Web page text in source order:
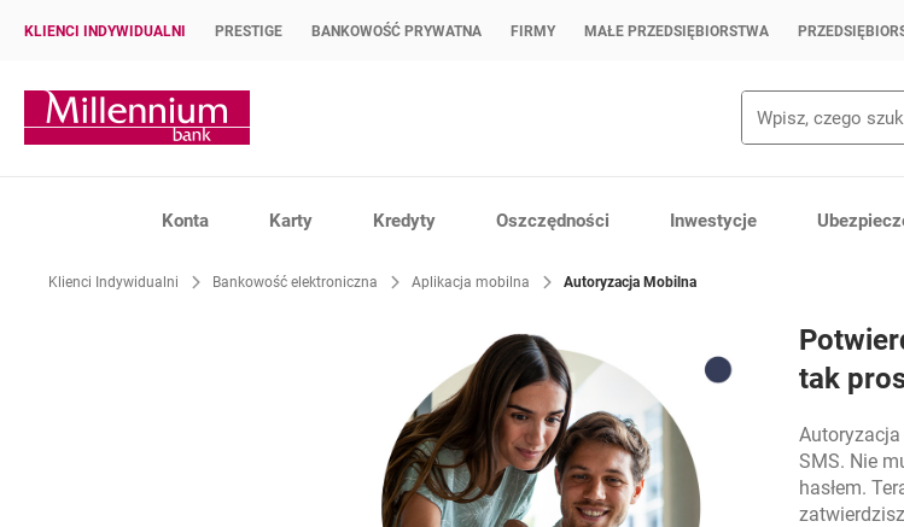
KLIENCI INDYWIDUALNI PRESTIGE BANKOWOŚĆ PRYWATNA FIRMY MAŁE PRZEDSIĘBIORSTWA
Strona główna Bank Millennium
Konta Karty Kredyty Oszczędności Inwestycje
Klienci Indywidualni Bankowość elektroniczna Aplikacja mobilna Autoryzacja Mobilna
tak
SMS. Nie
hasłem.